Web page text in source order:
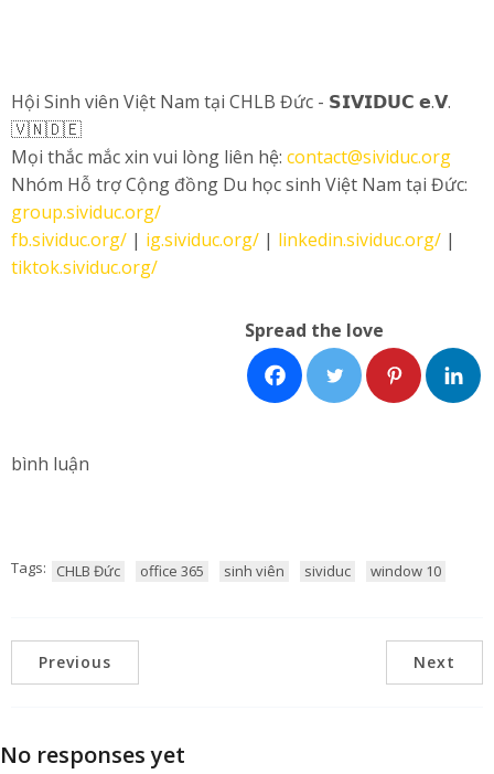
Hội Sinh viên Việt Nam tại CHLB Đức - 𝗦𝗜𝗩𝗜𝗗𝗨𝗖 𝗲.𝗩.
🇻🇳🇩🇪
Mọi thắc mắc xin vui lòng liên hệ: contact@sividuc.org
Nhóm Hỗ trợ Cộng đồng Du học sinh Việt Nam tại Đức:
group.sividuc.org/
fb.sividuc.org/ | ig.sividuc.org/ | linkedin.sividuc.org/ |
tiktok.sividuc.org/
Spread the love
bình luận
Tags: CHLB Đức office 365 sinh viên sividuc window 10
Previous Next
No responses yet